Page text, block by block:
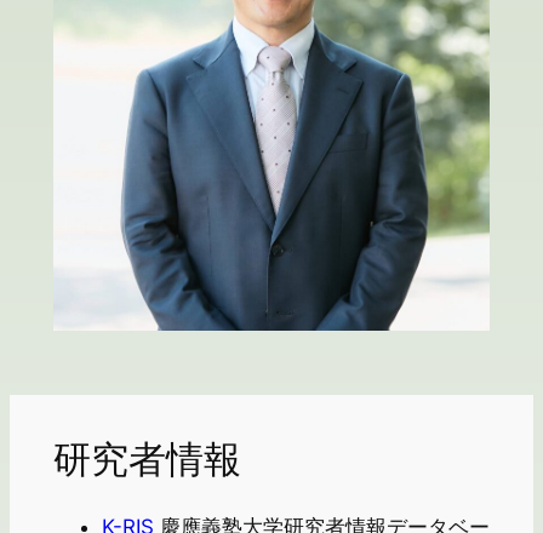
研究者情報
K-RIS 慶應義塾大学研究者情報データベー